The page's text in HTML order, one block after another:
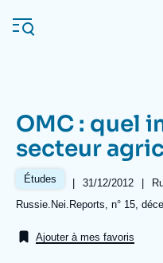
au
contenu
Navigation
principale
L'Ifri
Analyses
OMC : quel
secteur
Études |
Date
publication
31/12/2012 |
Références
Russie.Nei.Reports, n° 15,
Ajouter à mes favoris